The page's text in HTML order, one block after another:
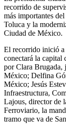
recorrido de
más importantes
Toluca y la
Ciudad de México.
El recorrido inició a
conectará la capital
por Clara Brugada,
México; Delfina
México; Jesús
Infraestructura,
Lajous, director de
Ferroviario, la
tramo que va de